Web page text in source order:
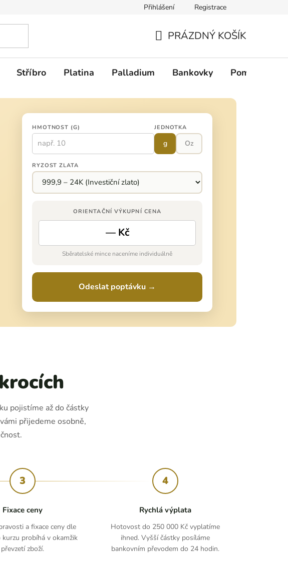
Přihlášení Registrace
PRÁZDNÝ KOŠÍK
Stříbro Platina Palladium Bankovky Pomůcky
HMOTNOST (G) JEDNOTKA
g Oz
RYZOST ZLATA
ORIENTAČNÍ VÝKUPNÍ CENA
— Kč
Sběratelské mince naceníme individuálně
Odeslat poptávku →
pojistíme až do částky
přijedeme osobně,
3
Fixace ceny
a fixace ceny dle
probíhá v okamžik
převzetí zboží.
4
Rychlá výplata
Hotovost do 250 000 Kč vyplatíme
ihned. Vyšší částky posíláme
bankovním převodem do 24 hodin.